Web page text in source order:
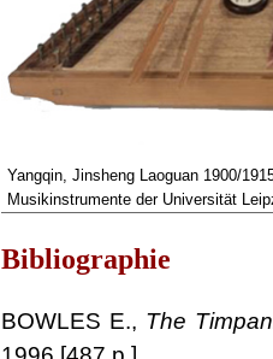
Yangqin, Jinsheng Laoguan 1900/
Musikinstrumente der Universität
Bibliographie
BOWLES E., The